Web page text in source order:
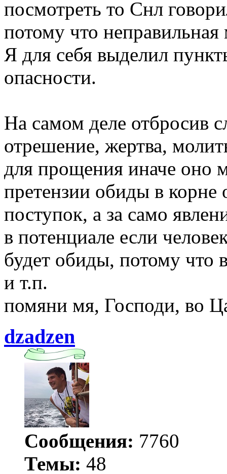
посмотреть то Снл
потому что
Я для себя выделил
опасности.
На самом деле отбросив
отрешение, жертва,
для прощения иначе оно
претензии обиды в корне
поступок, а за само
в потенциале если
будет обиды, потому что
и т.п.
помяни мя, Господи, во
dzadzen
Сообщения: 7760
Темы: 48